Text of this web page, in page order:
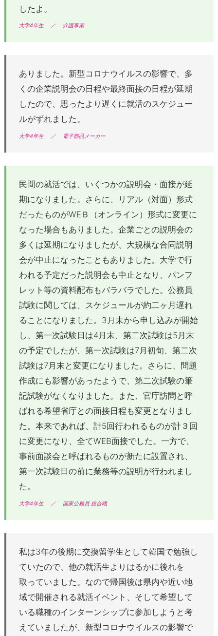
したよ。
大学4年生 ／ 介護事業
ありました。新型コロナウイルスの影響で、多
くの企業説明会の日程や最終面接の日程が延期
したので、思ったより遅くに就活のスケジュー
ルがずれました。
大学4年生 ／ 電子部品メーカー
民間の就活では、いくつかの説明会・面接が延
期になりました。さらに、リアル（対面）形式
だったものがWEＢ（オンライン）形式に変更に
なった場合もありました。企業ごとの説明会の
多くは延期になりましたが、大規模な合同説明
会が中止になったこともありました。大学で行
われる予定だった説明会も中止となり、パンフ
レット等の資料配布もバラバラでした。公務員
試験に関しては、スケジュールが約二ヶ月遅れ
ることになりました。3月末から申し込みが開始
し、第一次試験日は4月末、第二次試験は5月末
の予定でしたが、第一次試験は7月初旬、第二次
試験は7月末と変更になりました。さらに、問題
作成にも影響があったようで、第二次試験の筆
記試験がなくなりました。また、官庁訪問と呼
ばれる希望省庁との面接日程も変更となりまし
た。本来であれば、計5回行われるものが計３回
に変更になり、全てWEB面接でした。一方で、
事前面談会と呼ばれるものが新たに設置され、
第一次試験日の前に業務等の説明が行われまし
た。
大学4年生 ／ 国家公務員 総合職
私は3年の後期に交換留学生として韓国で勉強し
ていたので、他の就活生よりはるかに後れを
取っていました。なので帰国後は県内や近い地
域で開催される就活イベント、そして希望して
いる職種のインターンシップに参加しようと考
えていましたが、新型コロナウイルスの影響で